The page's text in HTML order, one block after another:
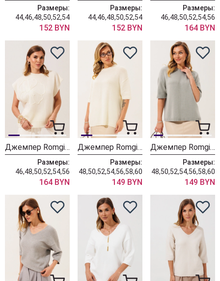
Размеры:
44,46,48,50,52,54
152 BYN
Размеры:
44,46,48,50,52,54
152 BYN
Размеры:
46,48,50,52,54,56
164 BYN
Джемпер Romgil РВ0466-ШЕ5 молочный
Размеры:
46,48,50,52,54,56
164 BYN
Джемпер Romgil РВ0465-ШЕ5 молочный
Размеры:
48,50,52,54,56,58,60
149 BYN
Джемпер Romgil РВ0465-ШЕ5 водопад
Размеры:
48,50,52,54,56,58,60
149 BYN